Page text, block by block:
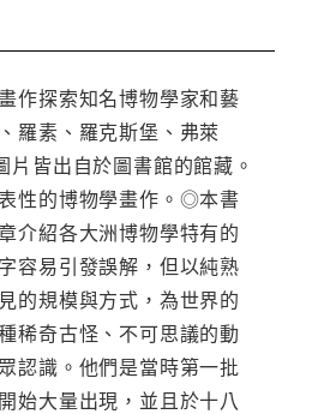
作探索知名博物學家和藝
羅素、羅克斯堡、弗萊
皆出自於圖書館的館藏。
性的博物學畫作。◎本書
介紹各大洲博物學特有的
容易引發誤解，但以純熟
的規模與方式，為世界的
稀奇古怪、不可思議的動
認識。他們是當時第一批
始大量出現，並且於十八